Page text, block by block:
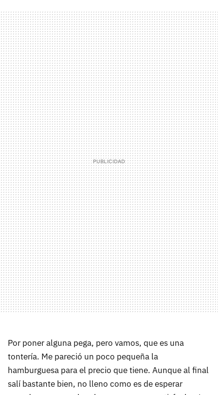
Por poner alguna pega, pero vamos, que es una
tontería. Me pareció un poco pequeña la
hamburguesa para el precio que tiene. Aunque al final
salí bastante bien, no lleno como es de esperar